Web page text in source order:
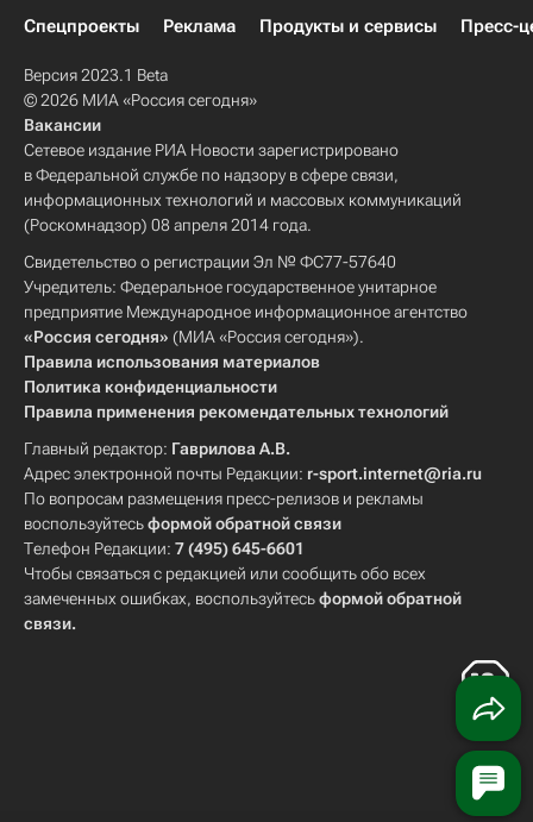
Спецпроекты
Реклама Продукты и сервисы Пресс-
Версия 2023.1 Beta
© 2026 МИА «Россия сегодня»
Вакансии
Сетевое издание РИА Новости зарегистрировано
в Федеральной службе по надзору в сфере связи,
информационных технологий и массовых коммуникаций
(Роскомнадзор) 08 апреля 2014 года.
Свидетельство о регистрации Эл № ФС77-57640
Учредитель: Федеральное государственное унитарное
предприятие Международное информационное агентство
«Россия сегодня» (МИА «Россия сегодня»).
Правила использования материалов
Политика конфиденциальности
Правила применения рекомендательных технологий
Главный редактор: Гаврилова А.В.
Адрес электронной почты Редакции: r-sport.internet@ria.ru
По вопросам размещения пресс-релизов и рекламы
воспользуйтесьформой обратной связи
Телефон Редакции: 7 (495) 645-6601
Чтобы связаться с редакцией или сообщить обо всех
замеченных ошибках, воспользуйтесьформой обратной
связи.